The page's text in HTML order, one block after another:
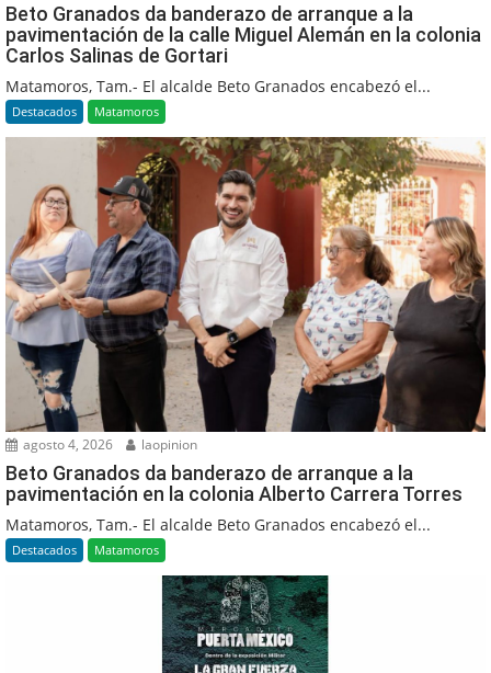
Beto Granados da banderazo de arranque a la
pavimentación de la calle Miguel Alemán en la colonia
Carlos Salinas de Gortari
Matamoros, Tam.- El alcalde Beto Granados encabezó el...
Destacados Matamoros
agosto 4, 2026 laopinion
Beto Granados da banderazo de arranque a la
pavimentación en la colonia Alberto Carrera Torres
Matamoros, Tam.- El alcalde Beto Granados encabezó el...
Destacados Matamoros